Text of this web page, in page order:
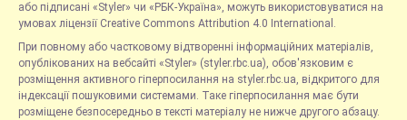
або підписані «Styler» чи «РБК-Україна», можуть використовуватися на
умовах ліцензії Creative Commons Attribution 4.0 International.
При повному або частковому відтворенні інформаційних матеріалів,
опублікованих на вебсайті «Styler» (styler.rbc.ua), обов'язковим є
розміщення активного гіперпосилання на styler.rbc.ua, відкритого для
індексації пошуковими системами. Таке гіперпосилання має бути
розміщене безпосередньо в тексті матеріалу не нижче другого абзацу.